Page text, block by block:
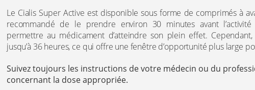
Le Cialis Super Active est disponible sous forme de comprimés à
recommandé de le prendre environ 30 minutes avant
permettre au médicament d’atteindre son plein effet.
jusqu’à 36 heures, ce qui offre une fenêtre d’opportunité plus large
Suivez toujours les instructions de votre médecin ou du
concernant la dose appropriée.